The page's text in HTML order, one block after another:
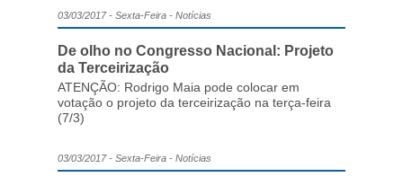
03/03/2017 - Sexta-Feira - Notícias
De olho no Congresso Nacional: Projeto
da Terceirização
ATENÇÃO: Rodrigo Maia pode colocar em
votação o projeto da terceirização na terça-feira
(7/3)
03/03/2017 - Sexta-Feira - Notícias